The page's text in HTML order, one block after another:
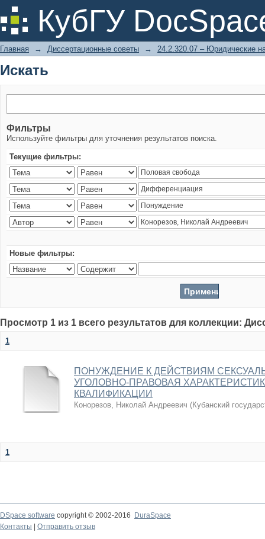
КубГУ
Искать
Главная → Диссертационные советы → 24.2.320.07 – Юридические
Искать
Фильтры
Используйте фильтры для уточнения результатов поиска.
Текущие фильтры:
Новые фильтры:
Просмотр 1 из 1 всего результатов для коллекции:
1
ПОНУЖДЕНИЕ К ДЕЙСТВИЯМ
УГОЛОВНО-ПРАВОВАЯ
КВАЛИФИКАЦИИ
Конорезов, Николай Андреевич (Кубанский
1
DSpace software copyright © 2002-2016
DuraSpace
Контакты
Отправить отзыв